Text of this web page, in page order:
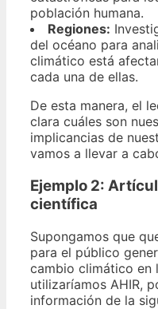
población humana.
Regiones:
del océano para
climático está
cada una de ellas.
De esta manera, el
clara cuáles son
implicancias de
vamos a llevar a
Ejemplo 2:
científica
Supongamos que
para el público
cambio climático en
utilizaríamos AHIR,
información de la